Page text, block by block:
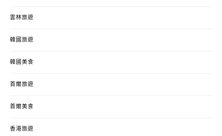
雲林旅遊
韓國旅遊
韓國美食
首爾旅遊
首爾美食
香港旅遊